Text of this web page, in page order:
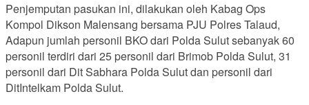
Penjemputan pasukan ini, dilakukan oleh Kabag Ops
Kompol Dikson Malensang bersama PJU Polres Talaud,
Adapun jumlah personil BKO dari Polda Sulut sebanyak 60
personil terdiri dari 25 personil dari Brimob Polda Sulut, 31
personil dari Dit Sabhara Polda Sulut dan personil dari
DitIntelkam Polda Sulut.